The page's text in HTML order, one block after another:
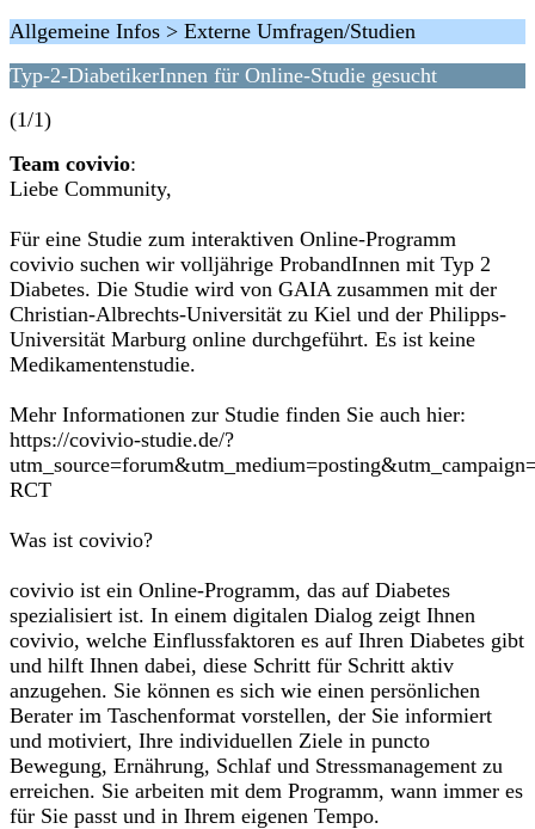
Allgemeine Infos > Externe Umfragen/Studien
Typ-2-DiabetikerInnen für Online-Studie gesucht
(1/1)
Team covivio:
Liebe Community,
Für eine Studie zum interaktiven Online-Programm
covivio suchen wir volljährige ProbandInnen mit Typ 2
Diabetes. Die Studie wird von GAIA zusammen mit der
Christian-Albrechts-Universität zu Kiel und der Philipps-
Universität Marburg online durchgeführt. Es ist keine
Medikamentenstudie.
Mehr Informationen zur Studie finden Sie auch hier:
https://covivio-studie.de/?
RCT
Was ist covivio?
covivio ist ein Online-Programm, das auf Diabetes
spezialisiert ist. In einem digitalen Dialog zeigt Ihnen
covivio, welche Einflussfaktoren es auf Ihren Diabetes gibt
und hilft Ihnen dabei, diese Schritt für Schritt aktiv
anzugehen. Sie können es sich wie einen persönlichen
Berater im Taschenformat vorstellen, der Sie informiert
und motiviert, Ihre individuellen Ziele in puncto
Bewegung, Ernährung, Schlaf und Stressmanagement zu
erreichen. Sie arbeiten mit dem Programm, wann immer es
für Sie passt und in Ihrem eigenen Tempo.